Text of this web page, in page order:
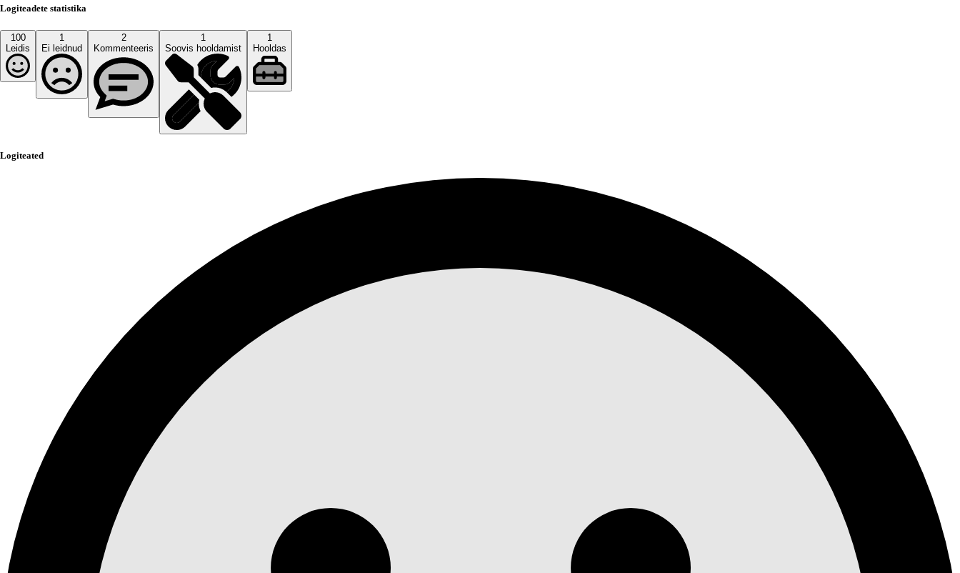
Logiteadete statistika
100
Leidis
1
Ei leidnud
2
Kommenteeris
1
Soovis hooldamist
1
Hooldas
Logiteated